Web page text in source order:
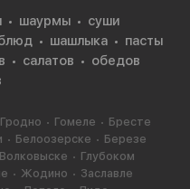
шаурмы
суши
шашлыка
пасты
салатов
обедов
Гродно Гомеле
Бресте
Белоозерске
Березе
Волковыске
Глубоком
Жодино
Заславле